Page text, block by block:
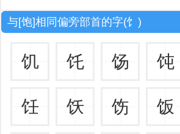
与[饱]相同偏旁部首的字(饣)
饥 饦 饧 饨
饪 饫 饬 饭